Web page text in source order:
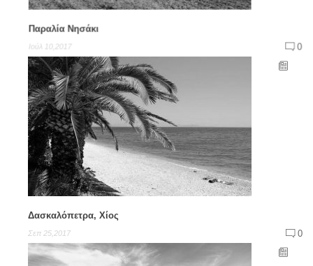
Παραλία Νησάκι
Ιούλ 10,2017 0
Δασκαλόπετρα, Χίος
Σεπ 25,2017 0